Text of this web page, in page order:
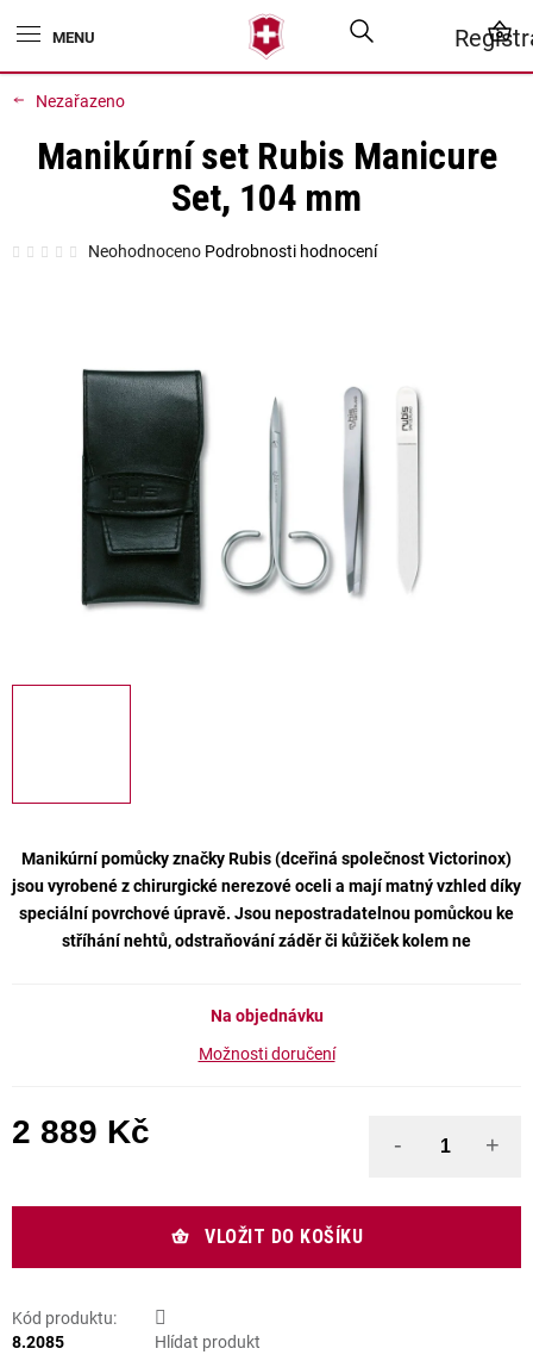
na
Nezařazeno
Manikúrní pomůcky značky Rubis (dceřiná společnost Victorinox)
jsou vyrobené z chirurgické nerezové oceli a mají matný vzhled díky
speciální povrchové úpravě. Jsou nepostradatelnou pomůckou ke
stříhání nehtů, odstraňování záděr či kůžiček kolem ne
Na objednávku
Možnosti doručení
2 889 Kč
VLOŽIT DO KOŠÍKU
Kód produktu:
8.2085
Hlídat produkt
Manikúrní set Rubis Manicure
Set, 104 mm
Průměrné
hodnocení
Neohodnoceno Podrobnosti hodnocení